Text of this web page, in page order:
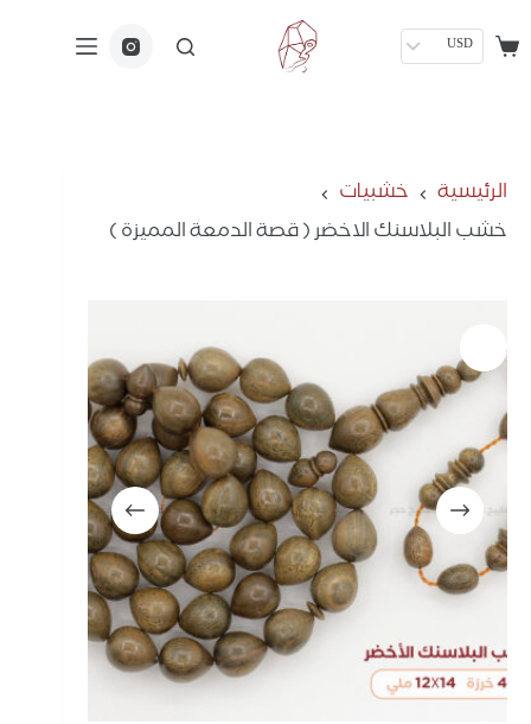
USD
الرئيسية
خشبيات
خشب البلاسنك الاخضر ( قصة الدمعة المميزة )